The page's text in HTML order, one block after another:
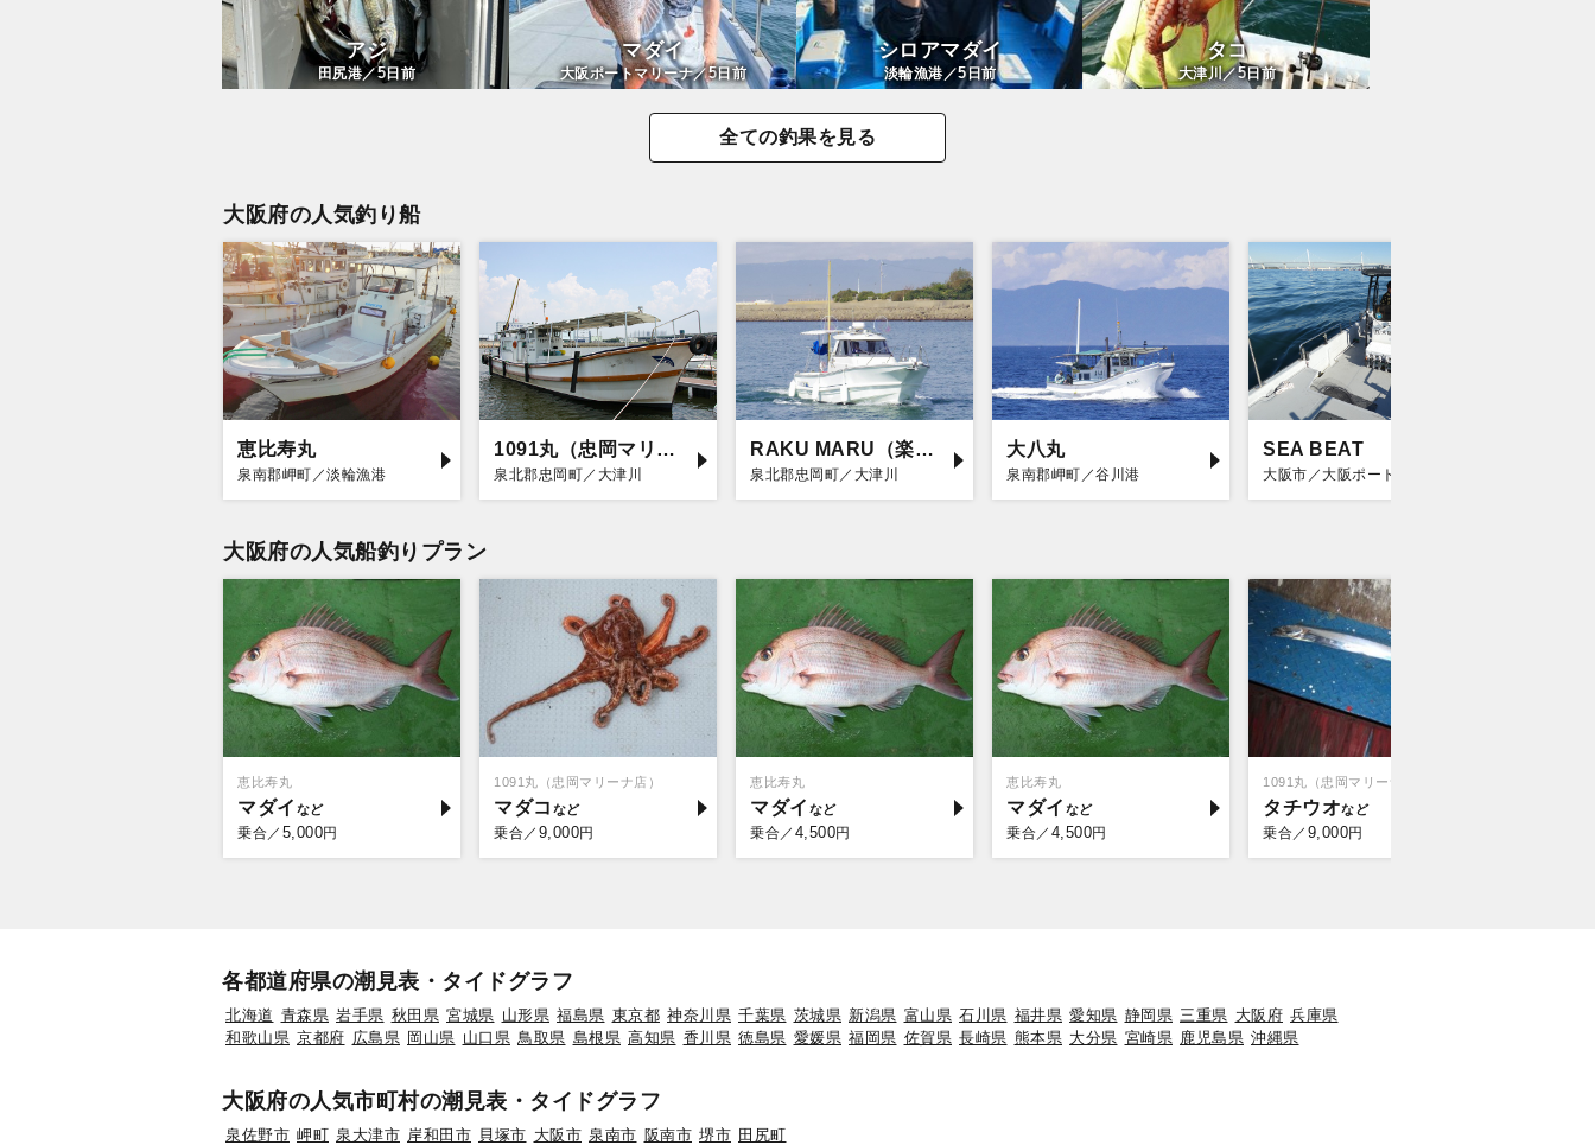
アジ
田尻港／5日前
マダイ
大阪ポートマリーナ／5日前
シロアマダイ
淡輪漁港／5日前
タコ
大津川／5日前
全ての釣果を見る
大阪府の人気釣り船
恵比寿丸
泉南郡岬町／淡輪漁港
1091丸（忠岡マリーナ店）
泉北郡忠岡町／大津川
RAKU MARU（楽丸）
泉北郡忠岡町／大津川
大八丸
泉南郡岬町／谷川港
SEA BEAT
大阪市／大阪ポートマリーナ
大阪府の人気船釣りプラン
恵比寿丸
マダイ
乗合／ 5,000円
1091丸（忠岡マリーナ店）
マダコ
乗合／ 9,000円
恵比寿丸
マダイ
乗合／ 4,500円
恵比寿丸
マダイ
乗合／ 4,500円
1091丸（忠岡マリーナ店）
タチウオ
乗合／ 9,000円
各都道府県の潮見表・タイドグラフ
北海道 青森県 岩手県 秋田県 宮城県 山形県 福島県 東京都 神奈川県 千葉県 茨城県 新潟県 富山県 石川県 福井県 愛知県 静岡県 三重県 大阪府 兵庫県
和歌山県 京都府 広島県 岡山県 山口県 鳥取県 島根県 高知県 香川県 徳島県 愛媛県 福岡県 佐賀県 長崎県 熊本県 大分県 宮崎県 鹿児島県 沖縄県
大阪府の人気市町村の潮見表・タイドグラフ
泉佐野市 岬町 泉大津市 岸和田市 貝塚市 大阪市 泉南市 阪南市 堺市 田尻町